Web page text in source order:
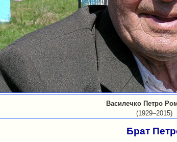
Василечко Петро
(1929–2015)
Брат